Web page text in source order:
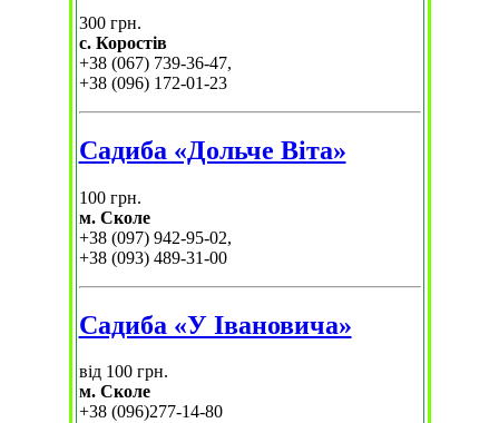
300 грн.
с. Коростів
+38 (067) 739-36-47,
+38 (096) 172-01-23
Садиба «Дольче Віта»
100 грн.
м. Сколе
+38 (097) 942-95-02,
+38 (093) 489-31-00
Садиба «У Івановича»
від 100 грн.
м. Сколе
+38 (096)277-14-80